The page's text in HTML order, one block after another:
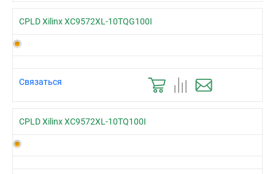
CPLD Xilinx XC9572XL-10TQG100I
Связаться
CPLD Xilinx XC9572XL-10TQ100I